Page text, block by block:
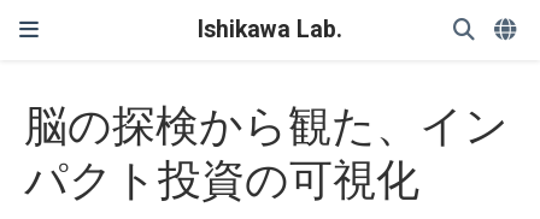
Ishikawa Lab.
脳の探検から観た、イン
パクト投資の可視化